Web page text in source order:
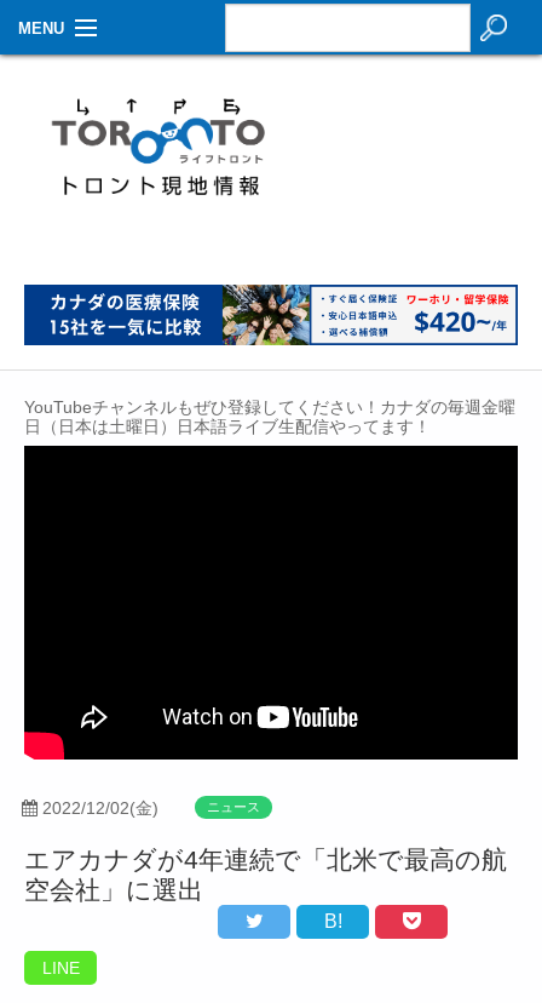
MENU
生活情報
その他
イベントカレンダー
Contact
YouTubeチャンネルもぜひ登録してください！カナダの毎週金曜
日（日本は土曜日）日本語ライブ生配信やってます！
2022/12/02(金) ニュース
エアカナダが4年連続で「北米で最高の航
空会社」に選出
B!
LINE